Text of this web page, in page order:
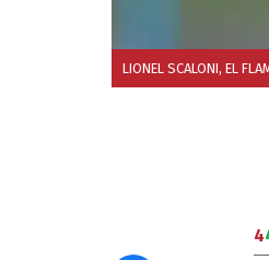
LIONEL SCALONI, EL
4